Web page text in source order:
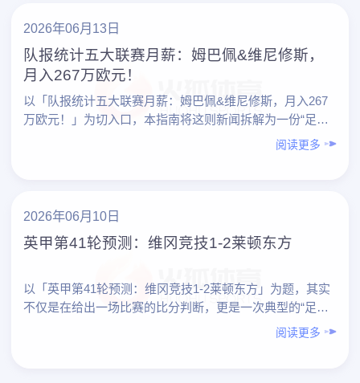
2026年06月13日
队报统计五大联赛月薪：姆巴佩&维尼修斯，
月入267万欧元！
以「队报统计五大联赛月薪：姆巴佩&维尼修斯，月入267
万欧元！」为切入口，本指南将这则新闻拆解为一份“足球
爱好者专业观赛指南”，帮助你更系统地理解：高薪是怎样
阅读更多
2026年06月10日
英甲第41轮预测：维冈竞技1-2莱顿东方
以「英甲第41轮预测：维冈竞技1-2莱顿东方」为题，其实
不仅是在给出一场比赛的比分判断，更是一次典型的“足球
爱好者如何做专业化预测”的实践范本。下面先对本场预测
阅读更多